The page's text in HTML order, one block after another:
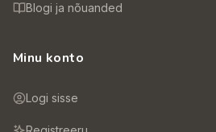
Blogi ja nõuanded
Minu konto
Logi sisse